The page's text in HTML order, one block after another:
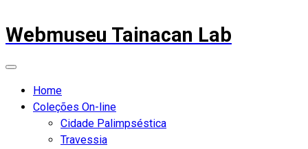
Webmuseu Tainacan Lab
Home
Coleções On-line
Cidade Palimpséstica
Travessia